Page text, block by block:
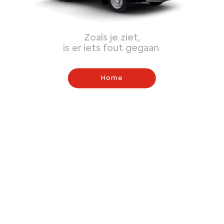
Zoals je ziet,
is er iets fout gegaan.
Home